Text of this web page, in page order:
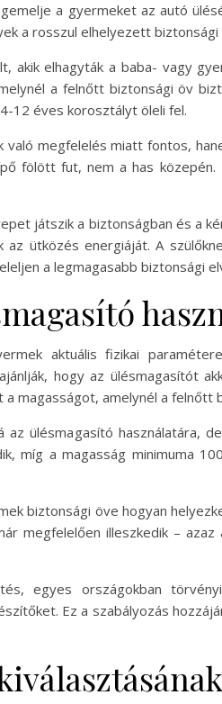
a gyermeket az autó
a rosszul elhelyezett
akik elhagyták a baba- vagy
a felnőtt biztonsági öv
12 éves korosztályt öleli fel.
való megfelelés miatt fontos,
fölött fut, nem a has
játszik a biztonságban és a
az ütközés energiáját. A
a legmagasabb biztonsági
aktuális fizikai
hogy az ülésmagasítót
magasságot, amelynél a felnőtt
ülésmagasító használatára,
míg a magasság minimuma
biztonsági öve hogyan
megfelelően illeszkedik –
egyes országokban
Ez a szabályozás